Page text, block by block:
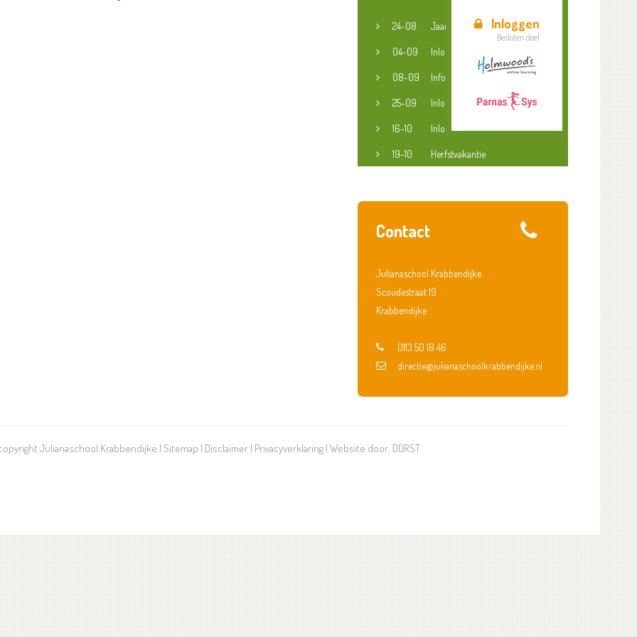
Inloggen
Besloten deel
24-08 Jaaropening
04-09 Inloopspreekuur jeugdconsulent
08-09 Informatieavond groep 3-8
25-09 Inloopspreekuur jeugdconsulent
16-10 Inloopspreekuur jeugdconsulent
19-10 Herfstvakantie
Contact
Julianaschool Krabbendijke
Scoudestraat 19
Krabbendijke
0113 50 18 46
directie@julianaschoolkrabbendijke.nl
Julianaschool Krabbendijke | Sitemap | Disclaimer | Privacyverklaring | Website door: DORST